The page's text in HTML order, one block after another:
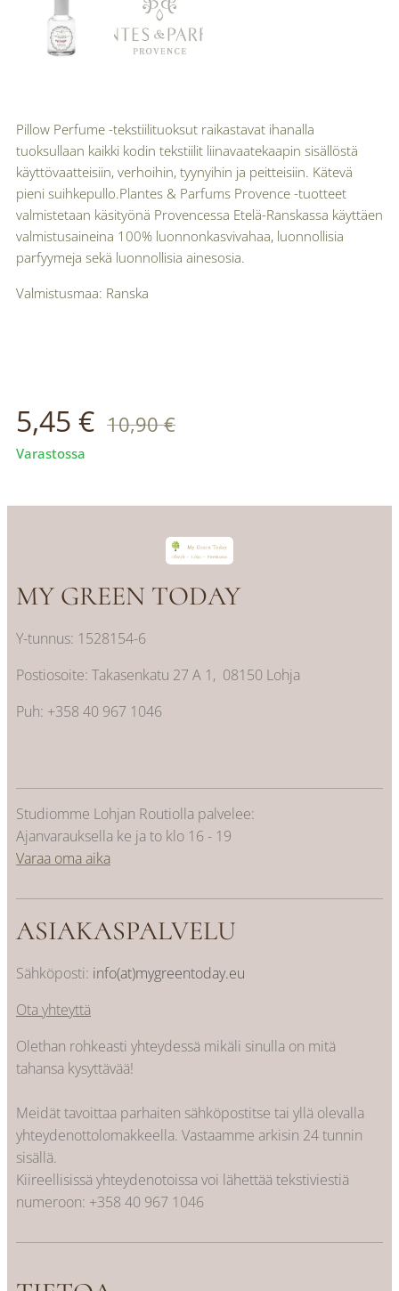
Pillow Perfume -tekstiilituoksut raikastavat ihanalla
tuoksullaan kaikki kodin tekstiilit liinavaatekaapin sisällöstä
käyttövaatteisiin, verhoihin, tyynyihin ja peitteisiin. Kätevä
pieni suihkepullo.Plantes & Parfums Provence -tuotteet
valmistetaan käsityönä Provencessa Etelä-Ranskassa käyttäen
valmistusaineina 100% luonnonkasvivahaa, luonnollisia
parfyymeja sekä luonnollisia ainesosia.
Valmistusmaa: Ranska
5,45 € 10,90€
Varastossa
MY GREEN TODAY
Y-tunnus: 1528154-6
Postiosoite: Takasenkatu 27 A 1, 08150 Lohja
Puh: +358 40 967 1046
Studiomme Lohjan Routiolla palvelee:
Ajanvarauksella ke ja to klo 16 - 19
Varaa oma aika
ASIAKASPALVELU
Sähköposti: info(at)mygreentoday.eu
Ota yhteyttä
Olethan rohkeasti yhteydessä mikäli sinulla on mitä
tahansa kysyttävää!
Meidät tavoittaa parhaiten sähköpostitse tai yllä olevalla
yhteydenottolomakkeella. Vastaamme arkisin 24 tunnin
sisällä.
Kiireellisissä yhteydenotoissa voi lähettää tekstiviestiä
numeroon: +358 40 967 1046